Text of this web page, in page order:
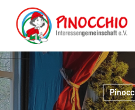
main
content